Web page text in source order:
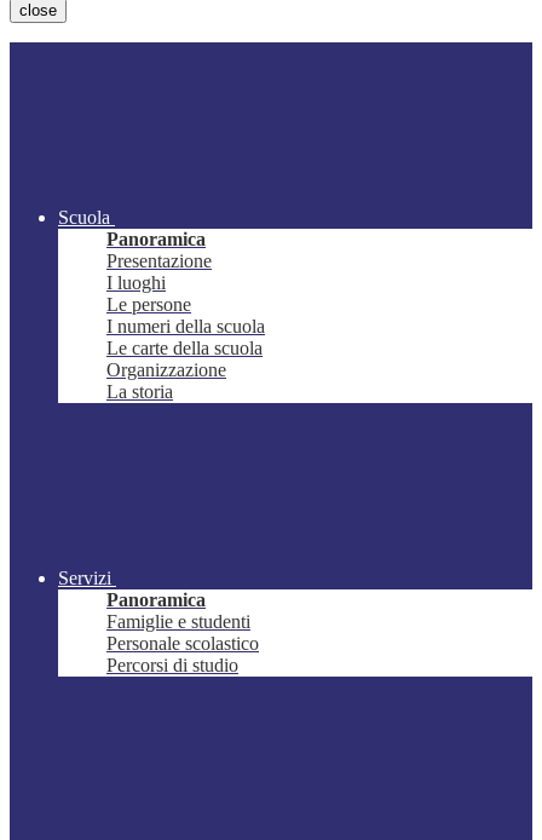
close
Scuola
Panoramica
Presentazione
I luoghi
Le persone
I numeri della scuola
Le carte della scuola
Organizzazione
La storia
Servizi
Panoramica
Famiglie e studenti
Personale scolastico
Percorsi di studio